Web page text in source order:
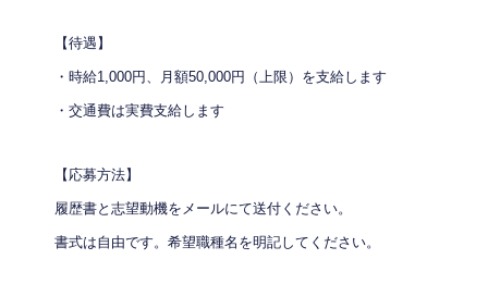
【待遇】
・時給1,000円、月額50,000円（上限）を支給します
・交通費は実費支給します
【応募方法】
履歴書と志望動機をメールにて送付ください。
書式は自由です。希望職種名を明記してください。